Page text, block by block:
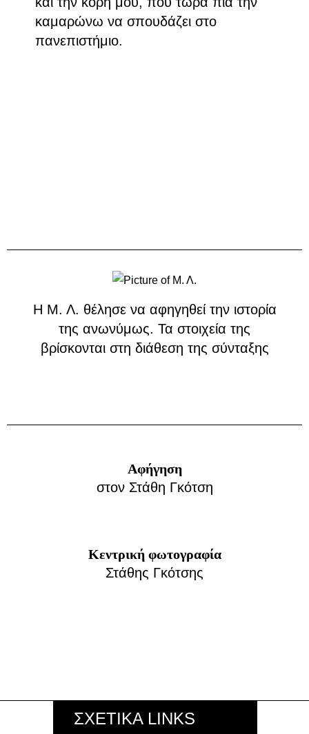
καμαρώνω να σπουδάζει στο
πανεπιστήμιο.
Η Μ. Λ. θέλησε να αφηγηθεί την ιστορία
της ανωνύμως. Τα στοιχεία της
βρίσκονται στη διάθεση της σύνταξης
Αφήγηση
στον Στάθη Γκότση
Κεντρική φωτογραφία
Στάθης Γκότσης
ΣΧΕΤΙΚΑ LINKS